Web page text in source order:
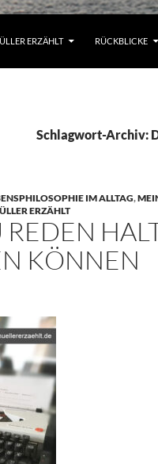
ERZÄHLT RÜCKBLICKE
Schlagwort-Archiv:
IM ALLTAG,
ERZÄHLT
KÖNNEN